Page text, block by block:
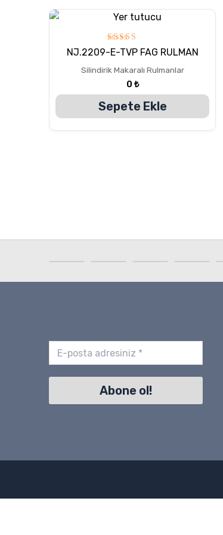
5
üzerinden
oy aldı
NJ.2209-E-TVP FAG RULMAN
Silindirik Makaralı Rulmanlar
0 ₺
Sepete Ekle